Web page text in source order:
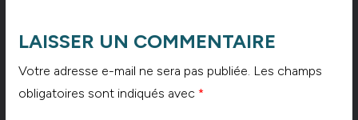
LAISSER UN COMMENTAIRE
Votre adresse e-mail ne sera pas publiée. Les champs
obligatoires sont indiqués avec *